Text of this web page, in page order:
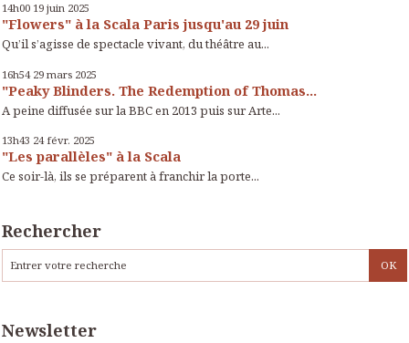
14h00 19 juin 2025
"Flowers" à la Scala Paris jusqu'au 29 juin
Qu’il s’agisse de spectacle vivant, du théâtre au...
16h54 29 mars 2025
"Peaky Blinders. The Redemption of Thomas...
A peine diffusée sur la BBC en 2013 puis sur Arte...
13h43 24 févr. 2025
"Les parallèles" à la Scala
Ce soir-là, ils se préparent à franchir la porte...
Rechercher
Newsletter